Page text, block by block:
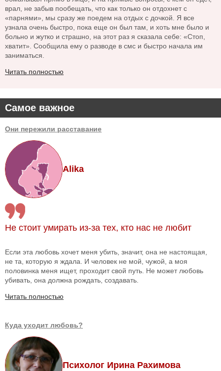
Самое важное
Они пережили расставание
Alika
Не стоит умирать из-за тех, кто нас не любит
Если эта любовь хочет меня убить, значит, она не настоящая,
не та, которую я ждала. И человек не мой, чужой, а моя
половинка меня ищет, проходит свой путь. Не может любовь
убивать, она должна рождать, создавать.
Читать полностью
Куда уходит любовь?
Психолог Ирина Рахимова
врал, не забыв пообещать, что как только он отдохнет с
«парнями», мы сразу же поедем на отдых с дочкой. Я все
узнала очень быстро, пока еще он был там, и хоть мне было и
больно и жутко и страшно, на этот раз я сказала себе: «Стоп,
хватит». Сообщила ему о разводе в смс и быстро начала им
заниматься.
Читать полностью